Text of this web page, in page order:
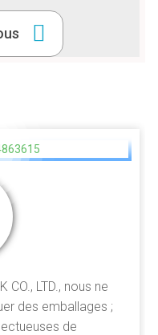
CO., LTD., nous ne
des emballages ;
de